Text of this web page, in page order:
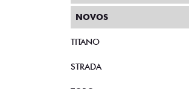
NOVOS
TITANO
STRADA